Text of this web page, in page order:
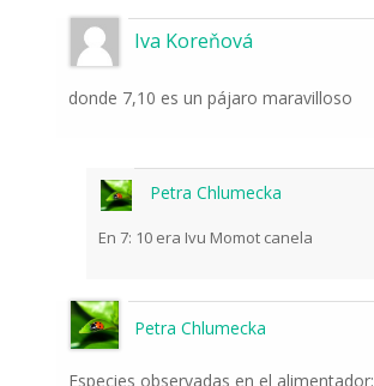
Iva Koreňová
donde 7,10 es un pájaro maravilloso
Petra Chlumecka
En 7: 10 era Ivu Momot canela
Petra Chlumecka
Especies observadas en el alimentador: